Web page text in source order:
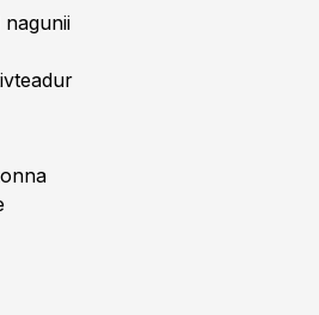
nagunii